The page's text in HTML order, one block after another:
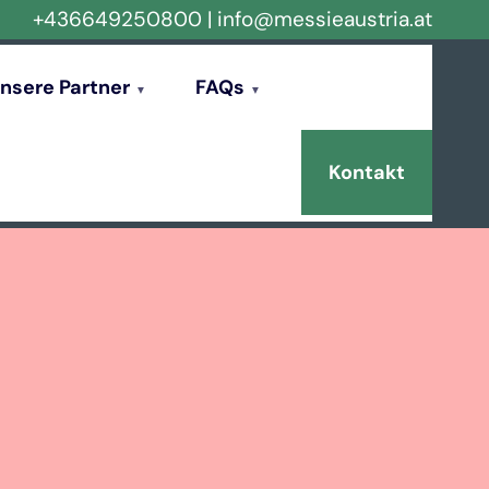
+436649250800 | info@messieaustria.at
Partner FAQs
Kontakt